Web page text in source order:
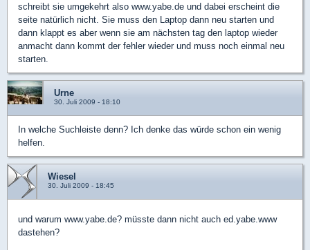
schreibt sie umgekehrt also www.yabe.de und dabei erscheint die
seite natürlich nicht. Sie muss den Laptop dann neu starten und
dann klappt es aber wenn sie am nächsten tag den laptop wieder
anmacht dann kommt der fehler wieder und muss noch einmal neu
starten.
Urne
30. Juli 2009 - 18:10
In welche Suchleiste denn? Ich denke das würde schon ein wenig
helfen.
Wiesel
30. Juli 2009 - 18:45
und warum www.yabe.de? müsste dann nicht auch ed.yabe.www
dastehen?